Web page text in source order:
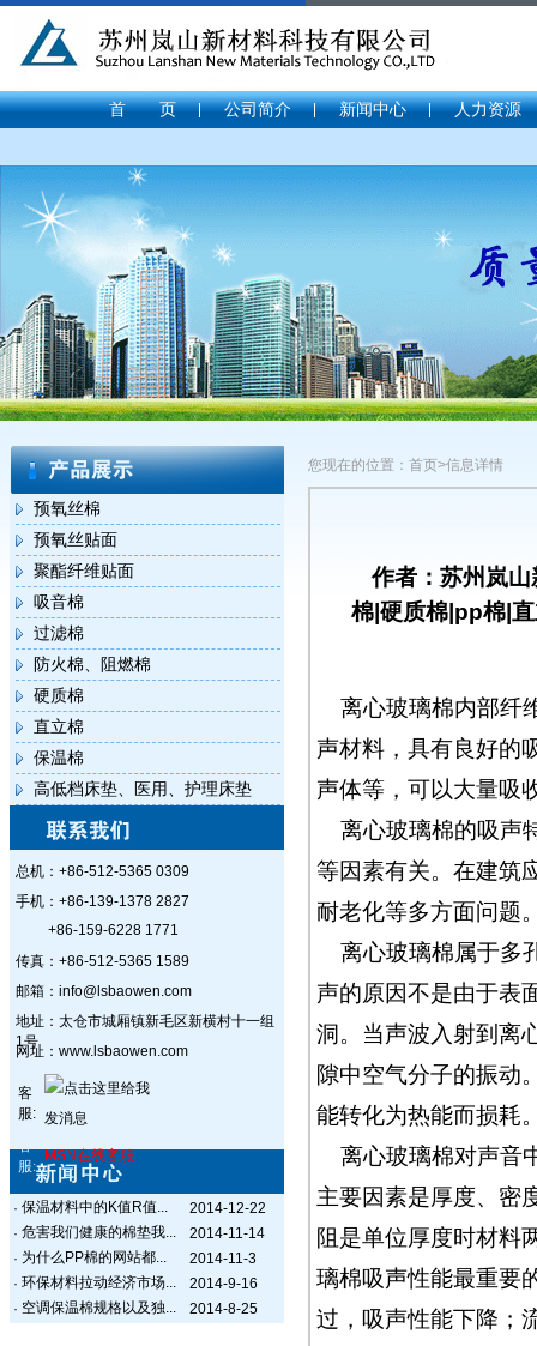
首 页 公司简介 新闻中心 人力资源
预氧丝棉
预氧丝贴面
聚酯纤维贴面
吸音棉
过滤棉
防火棉、阻燃棉
硬质棉
直立棉
保温棉
高低档床垫、医用、护理床垫
总机：+86-512-5365 0309
手机：+86-139-1378 2827
+86-159-6228 1771
传真：+86-512-5365 1589
邮箱：info@lsbaowen.com
地址：太仓市城厢镇新毛区新横村十一组
1号
网址：www.lsbaowen.com
客
服:
客
服:
MSN在线客服
· 保温材料中的K值R值...
2014-12-22
· 危害我们健康的棉垫我...
2014-11-14
· 为什么PP棉的网站都...
2014-11-3
· 环保材料拉动经济市场...
2014-9-16
· 空调保温棉规格以及独... 2014-8-25
您现在的位置：首页>信息详情
作者：苏州岚
棉|硬质棉|pp棉|
离心玻璃棉内部纤
声材料，具有良好的
声体等，可以大量吸
离心玻璃棉的吸声
等因素有关。在建筑
耐老化等多方面问题
离心玻璃棉属于多
声的原因不是由于表
洞。当声波入射到离
隙中空气分子的振动
能转化为热能而损耗
离心玻璃棉对声音
主要因素是厚度、密
阻是单位厚度时材料
璃棉吸声性能最重要
过，吸声性能下降；